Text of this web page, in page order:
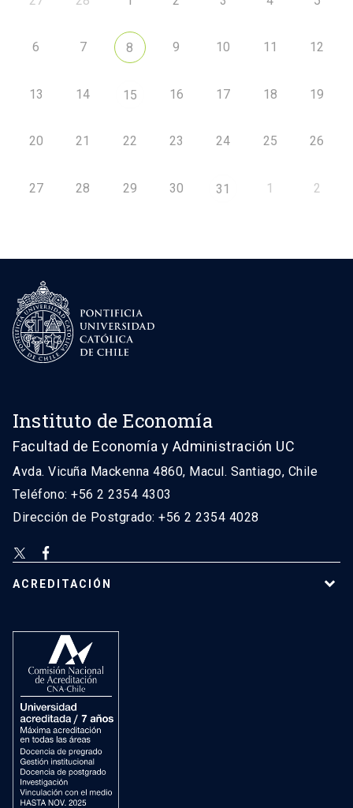
6 7 8 9 10 11 12
13 14 15 16 17 18 19
20 21 22 23 24 25 26
27 28 29 30 31 1 2
Instituto de Economía
Facultad de Economía y Administración UC
Avda. Vicuña Mackenna 4860, Macul. Santiago, Chile
Teléfono: +56 2 2354 4303
Dirección de Postgrado: +56 2 2354 4028
ACREDITACIÓN